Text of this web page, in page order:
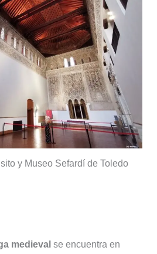
y Museo Sefardí de Toledo
medieval se encuentra en